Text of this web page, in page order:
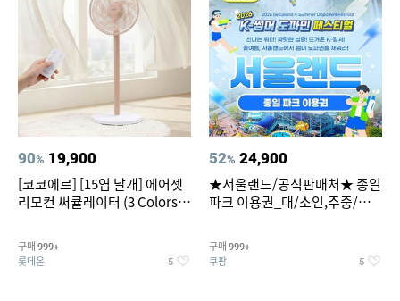
90% 19,900
[코코에르] [15엽 날개] 에어젯
리모컨 써큘레이터 (3 Colors
구매 999+
롯데온 5
52% 24,900
★서울랜드/공식판매처★ 종일
파크 이용권_대/소인,주중/주
구매 999+
쿠팡 5